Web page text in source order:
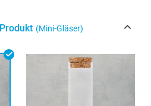
(Mini-Gläser)